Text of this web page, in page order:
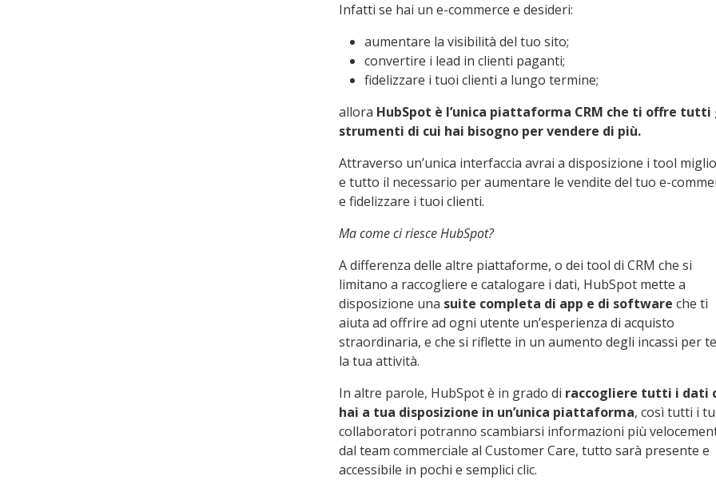
Infatti se hai un e-commerce e desideri:
aumentare la visibilità del tuo sito;
convertire i lead in clienti paganti;
fidelizzare i tuoi clienti a lungo termine;
allora HubSpot è l’unica piattaforma CRM che ti offre tutti
strumenti di cui hai bisogno per vendere di più.
Attraverso un’unica interfaccia avrai a disposizione i tool
e tutto il necessario per aumentare le vendite del tuo e-
e fidelizzare i tuoi clienti.
Ma come ci riesce HubSpot?
A differenza delle altre piattaforme, o dei tool di CRM che si
limitano a raccogliere e catalogare i dati, HubSpot mette a
disposizione una suite completa di app e di software che ti
aiuta ad offrire ad ogni utente un’esperienza di acquisto
straordinaria, e che si riflette in un aumento degli incassi per
la tua attività.
In altre parole, HubSpot è in grado di raccogliere tutti i dati
hai a tua disposizione in un’unica piattaforma, così tutti i
collaboratori potranno scambiarsi informazioni più
dal team commerciale al Customer Care, tutto sarà presente e
accessibile in pochi e semplici clic.